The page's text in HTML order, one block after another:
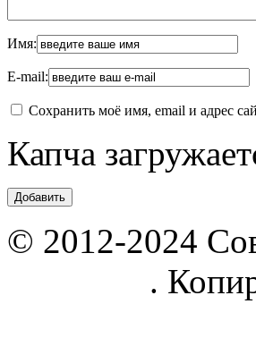
Имя:
E-mail:
Сохранить моё имя, email и адрес
Капча
© 2012-2024
.